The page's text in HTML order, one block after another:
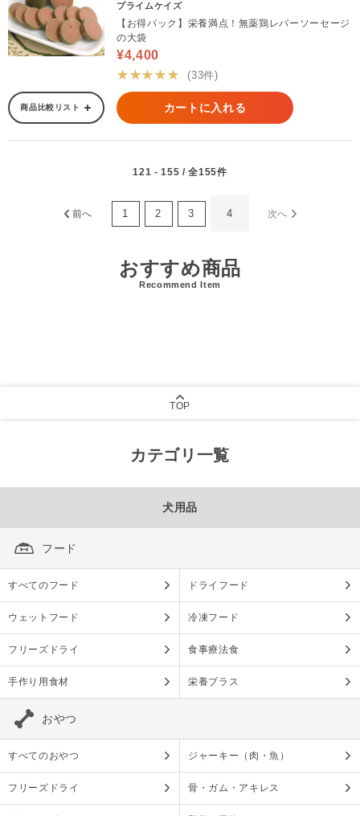
プライムケイズ
【お得パック】栄養満点！無薬鶏レバーソーセージ
の大袋
¥4,400
★★★★★
(33件)
商品比較リスト カートに入れる
121 - 155 / 全155件
前へ 1 2 3 4 次へ
おすすめ商品
Recommend Item
TOP
カテゴリ一覧
犬用品
フード
すべてのフード ドライフード
ウェットフード 冷凍フード
フリーズドライ 食事療法食
手作り用食材 栄養プラス
おやつ
すべてのおやつ ジャーキー（肉・魚）
フリーズドライ 骨・ガム・アキレス